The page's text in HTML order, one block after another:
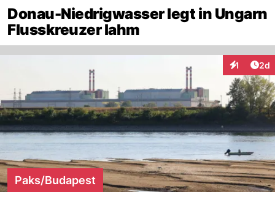
Donau-Niedrigwasser legt in Ungarn
Flusskreuzer lahm
1 2d
Paks/Budapest